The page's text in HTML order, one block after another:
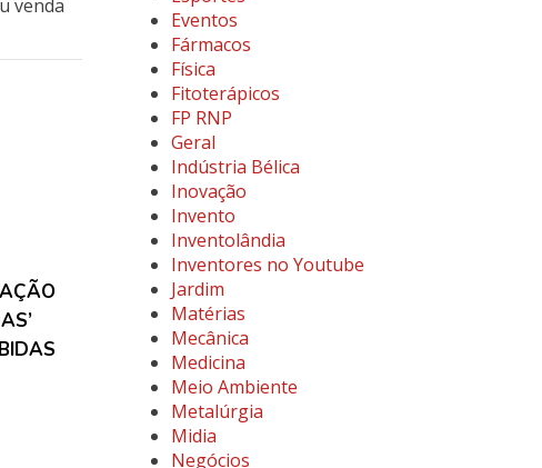
venda
Eventos
Fármacos
Física
Fitoterápicos
FP RNP
Geral
Indústria Bélica
Inovação
Invento
Inventolândia
Inventores no Youtube
Jardim
Matérias
Mecânica
Medicina
Meio Ambiente
Metalúrgia
Midia
Negócios